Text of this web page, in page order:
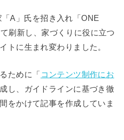
A」氏を招き入れ「ONE
刷新し、家づくりに役に立つ
トに生まれ変わりました。
ために「 コンテンツ制作にお
成し、ガイドラインに基づき徹
をかけて記事を作成していま